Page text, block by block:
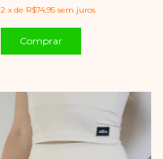
2 x de R$74,95 sem juros
Comprar